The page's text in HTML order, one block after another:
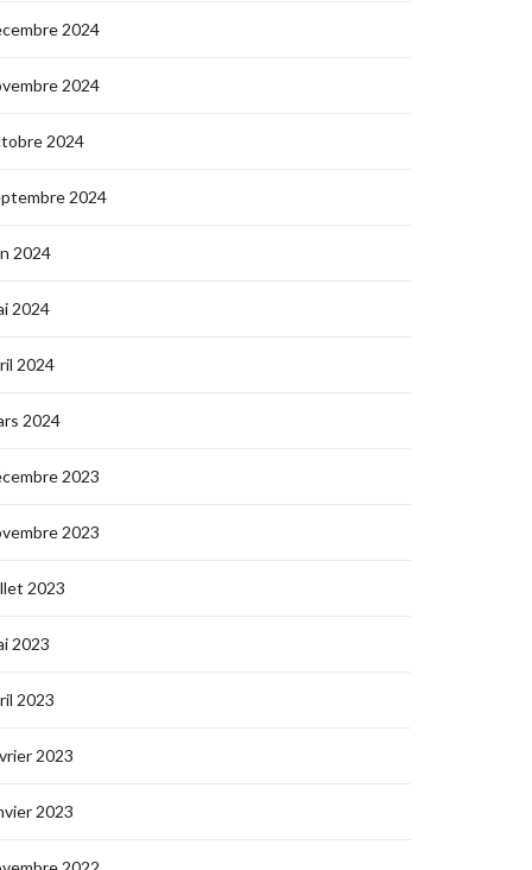
2024
2024
2024
2024
2024
2024
2024
2024
2023
2023
2023
2023
2023
2023
2023